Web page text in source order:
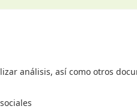
análisis, así como otros